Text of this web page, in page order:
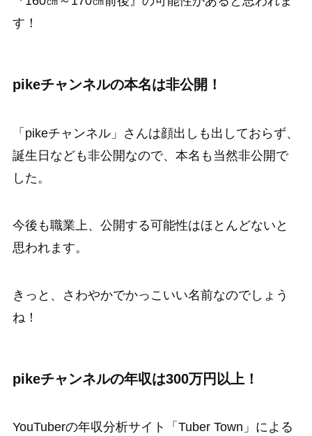
す！
pikeチャンネルの本名は非公開！
「pikeチャンネル」さんは顔出しも出しておらず、
誕生日なども非公開なので、本名も当然非公開で
した。
今後も職業上、公開する可能性はほとんどないと
思われます。
きっと、さわやかでかっこいい名前なのでしょう
ね！
pikeチャンネルの年収は300万円以上！
YouTuberの年収分析サイト「Tuber Town」による